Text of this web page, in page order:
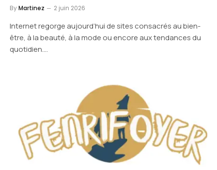
ByMartinez 2 juin 2026
Internet regorge aujourd’hui de sites consacrés au bien-
être, à la beauté, à la mode ou encore aux tendances du
quotidien.…